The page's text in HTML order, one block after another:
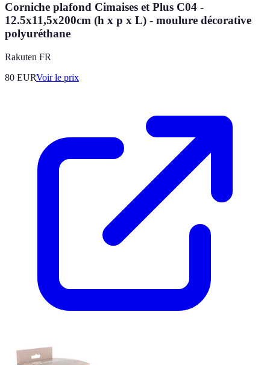
Corniche plafond Cimaises et Plus C04 -
12.5x11,5x200cm (h x p x L) - moulure décorative
polyuréthane
Rakuten FR
80 EURVoir le prix